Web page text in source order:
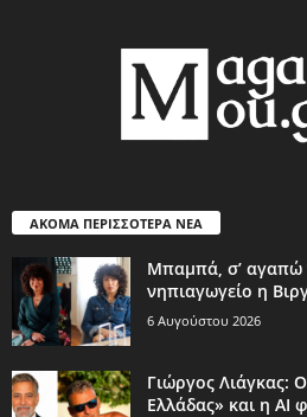
ΑΚΟΜΑ ΠΕΡΙΣΣΟΤΕΡΑ ΝΕΑ
Μπαμπά, σ’ αγαπώ
νηπιαγωγείο η
6 Αυγούστου 2026
Γιώργος Λιάγκας:
Ελλάδας» και η AI